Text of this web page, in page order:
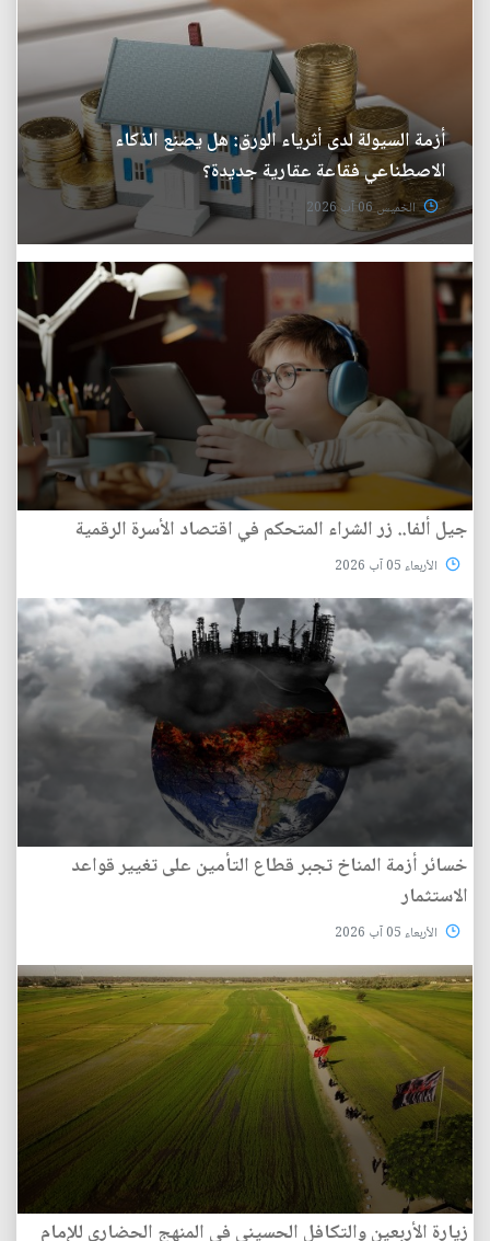
أزمة السيولة لدى أثرياء الورق: هل يصنع الذكاء
الاصطناعي فقاعة عقارية جديدة؟
الخميس 06 آب 2026
جيل ألفا.. زر الشراء المتحكم في اقتصاد الأسرة الرقمية
الأربعاء 05 آب 2026
خسائر أزمة المناخ تجبر قطاع التأمين على تغيير قواعد
الاستثمار
الأربعاء 05 آب 2026
زيارة الأربعين والتكافل الحسيني في المنهج الحضاري للإمام